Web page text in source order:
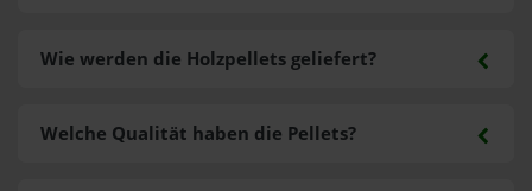
Wie werden die Holzpellets geliefert?
Welche Qualität haben die Pellets?